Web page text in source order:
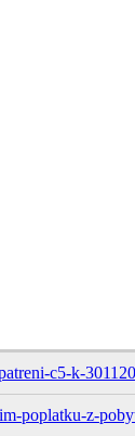
c5-k-
poplatku-z-